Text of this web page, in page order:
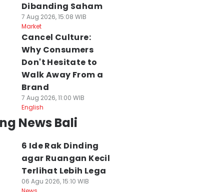
Dibanding Saham
7 Aug 2026, 15:08 WIB
Market
Cancel Culture:
Why Consumers
Don't Hesitate to
Walk Away From a
Brand
7 Aug 2026, 11:00 WIB
English
News Bali
6 Ide Rak Dinding
agar Ruangan Kecil
Terlihat Lebih Lega
06 Agu 2026, 15:10 WIB